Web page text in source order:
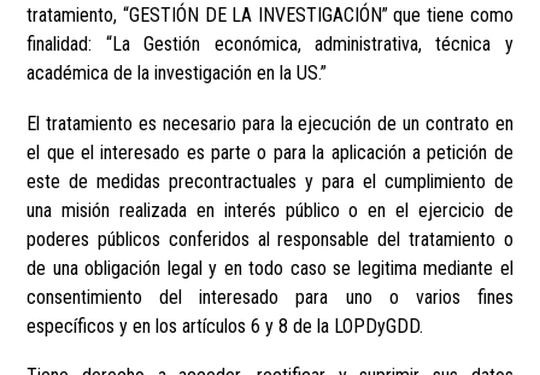
tratamiento, “GESTIÓN DE LA INVESTIGACIÓN” que tiene como
finalidad: “La Gestión económica, administrativa, técnica y
académica de la investigación en la US.”
El tratamiento es necesario para la ejecución de un contrato en
el que el interesado es parte o para la aplicación a petición de
este de medidas precontractuales y para el cumplimiento de
una misión realizada en interés público o en el ejercicio de
poderes públicos conferidos al responsable del tratamiento o
de una obligación legal y en todo caso se legitima mediante el
consentimiento del interesado para uno o varios fines
específicos y en los artículos 6 y 8 de la LOPDyGDD.